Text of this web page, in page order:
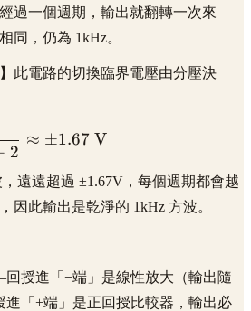
過一個週期，輸出就翻轉一次來
同，仍為 1kHz。
此電路的切換臨界電壓由分壓決
2
≈ ±1.67 V
遠遠超過 ±1.67V，每個週期都會越
因此輸出是乾淨的 1kHz 方波。
授進「−端」是線性放大（輸出隨
進「+端」是正回授比較器，輸出必